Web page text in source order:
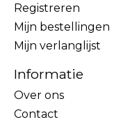
Registreren
Mijn bestellingen
Mijn verlanglijst
Informatie
Over ons
Contact